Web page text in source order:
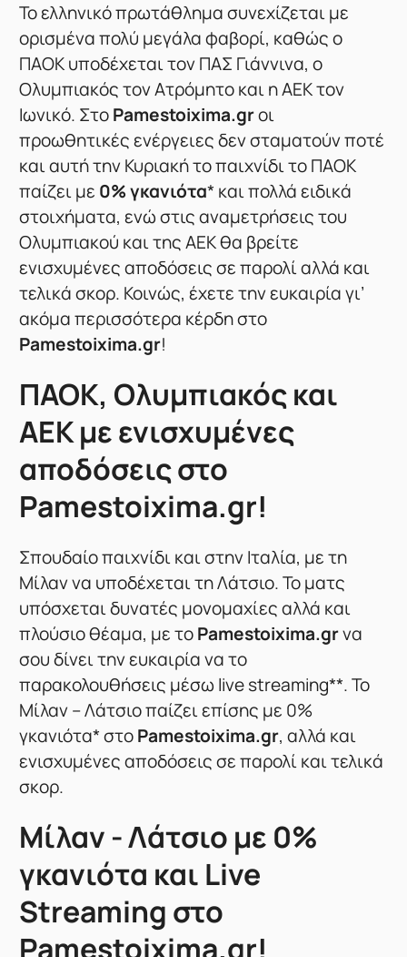
Το ελληνικό πρωτάθλημα συνεχίζεται με
ορισμένα πολύ μεγάλα φαβορί, καθώς ο
ΠΑΟΚ υποδέχεται τον ΠΑΣ Γιάννινα, ο
Ολυμπιακός τον Ατρόμητο και η ΑΕΚ τον
Ιωνικό. ΣτοPamestoixima.grοι
προωθητικές ενέργειες δεν σταματούν ποτέ
και αυτή την Κυριακή το παιχνίδι το ΠΑΟΚ
παίζει με 0% γκανιότα* και πολλά ειδικά
στοιχήματα, ενώ στις αναμετρήσεις του
Ολυμπιακού και της ΑΕΚ θα βρείτε
ενισχυμένες αποδόσεις σε παρολί αλλά και
τελικά σκορ. Κοινώς, έχετε την ευκαιρία γι’
ακόμα περισσότερα κέρδη στο
Pamestoixima.gr!
ΠΑΟΚ, Ολυμπιακός και
ΑΕΚ με ενισχυμένες
αποδόσεις στο
Pamestoixima.gr!
Σπουδαίο παιχνίδι και στην Ιταλία, με τη
Μίλαν να υποδέχεται τη Λάτσιο. Το ματς
υπόσχεται δυνατές μονομαχίες αλλά και
πλούσιο θέαμα, με τοPamestoixima.grνα
σου δίνει την ευκαιρία να το
παρακολουθήσεις μέσω live streaming**. Το
Μίλαν – Λάτσιο παίζει επίσης με 0%
γκανιότα* στοPamestoixima.gr, αλλά και
ενισχυμένες αποδόσεις σε παρολί και τελικά
σκορ.
Μίλαν - Λάτσιο με 0%
γκανιότα και Live
Streaming στο
Pamestoixima.gr!